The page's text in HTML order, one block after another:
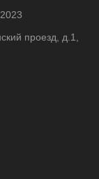
проезд, д.1,